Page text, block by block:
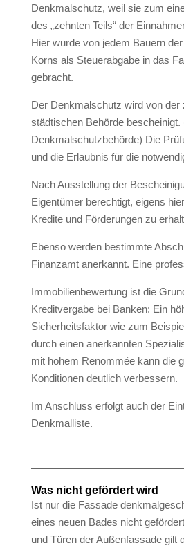
Denkmalschutz, weil sie zum
des „zehnten Teils“ der
Hier wurde von jedem Bauern
Korns als Steuerabgabe in das
gebracht.
Der Denkmalschutz wird von der
städtischen Behörde bescheinigt.
Denkmalschutzbehörde) Die
und die Erlaubnis für die
Nach Ausstellung der
Eigentümer berechtigt, eigens
Kredite und Förderungen zu
Ebenso werden bestimmte
Finanzamt anerkannt. Eine
Immobilienbewertung ist die
Kreditvergabe bei Banken: Ein
Sicherheitsfaktor wie zum
durch einen anerkannten
mit hohem Renommée kann die
Konditionen deutlich verbessern.
Im Anschluss erfolgt auch der
Denkmalliste.
Was nicht gefördert wird
Ist nur die Fassade
eines neuen Bades nicht
und Türen der Außenfassade gilt